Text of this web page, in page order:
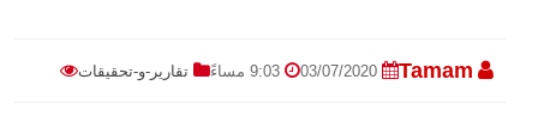
Tamam
03/07/2020 9:03 مساءً تقارير-و-تحقيقات